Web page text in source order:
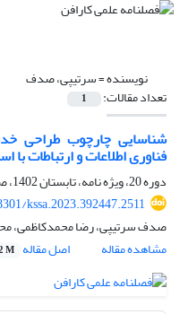
نویسنده =سرتیپی، صدف
تعداد مقالات: 1
شناسایی چارچوب طراحی
فناوری اطلاعات و ارتباطات
دوره 20، ویژه نامه، تابستان 1402، صفحه
kssa.2023.392447.2511
صدف سرتیپی، رضا محمدکاظمی،
مشاهده مقاله
اصل مقاله M